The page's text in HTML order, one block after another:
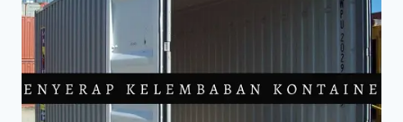
PERUSAK